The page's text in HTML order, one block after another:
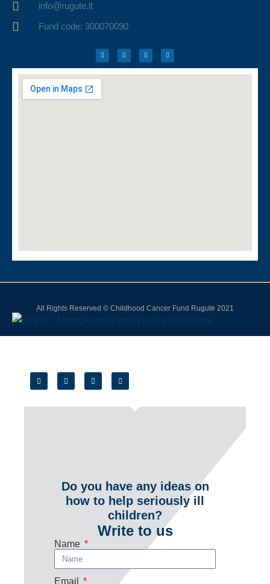
info@rugute.lt
Fund code: 300070090
All Rights Reserved © Childhood Cancer Fund Rugutė 2021
Do you have any ideas on
how to help seriously ill
children?
Write to us
Name
Email